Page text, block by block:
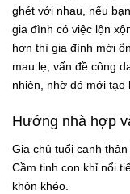
ghét với nhau, nếu
gia đình có việc lộn
hơn thì gia đình mới
mau lẹ, vấn đề công
nhiên, nhờ đó mới tạo
Hướng nhà hợp
Gia chủ tuổi canh
Cầm tinh con khỉ nổi
khôn khéo.